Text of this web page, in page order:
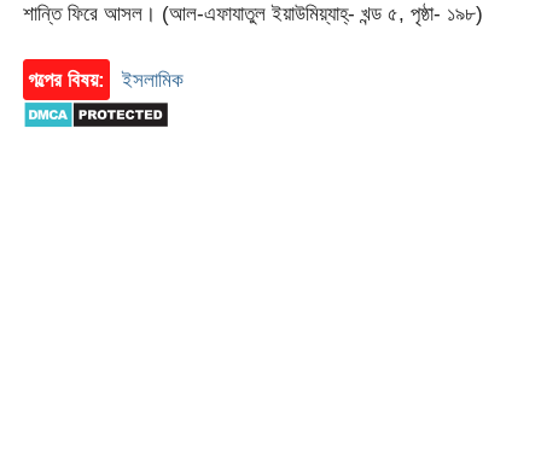
শান্তি ফিরে আসল। (আল-এফাযাতুল ইয়াউমিয়্যাহ্- খন্ড ৫, পৃষ্ঠা- ১৯৮)
গল্পের বিষয়: ইসলামিক